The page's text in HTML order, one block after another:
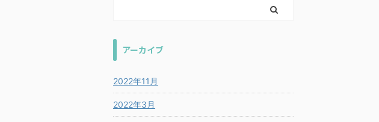
アーカイブ
2022年11月
2022年3月